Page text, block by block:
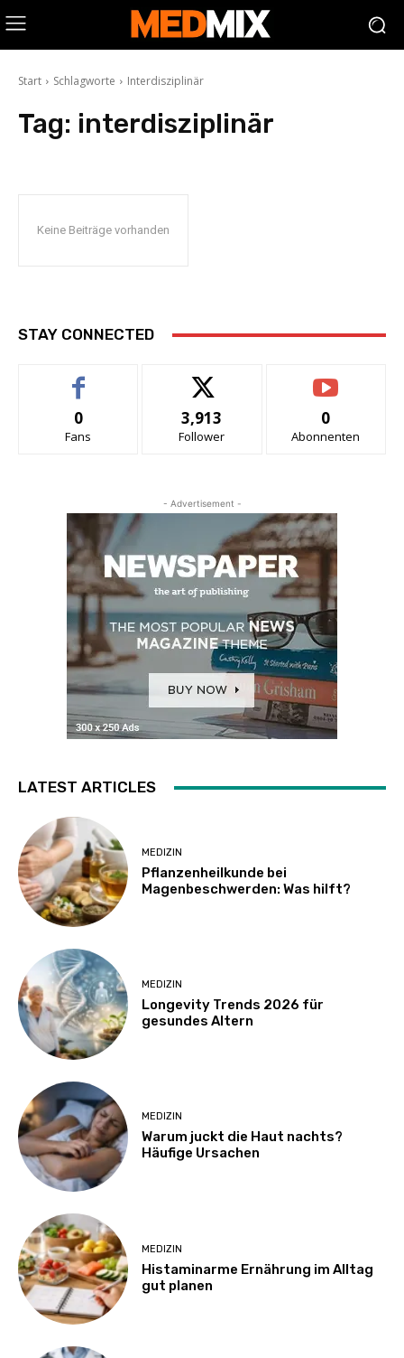
Start Schlagworte Interdisziplinär
Tag: interdisziplinär
Keine Beiträge vorhanden
STAY CONNECTED
0
Fans
3,913
Follower
0
Abonnenten
- Advertisement -
LATEST ARTICLES
MEDIZIN
Pflanzenheilkunde bei
Magenbeschwerden: Was hilft?
MEDIZIN
Longevity Trends 2026 für
gesundes Altern
MEDIZIN
Warum juckt die Haut nachts?
Häufige Ursachen
MEDIZIN
Histaminarme Ernährung im Alltag
gut planen